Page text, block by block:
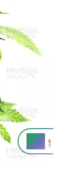
15%
THC